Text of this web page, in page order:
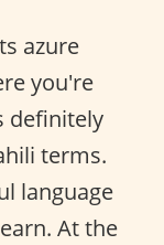
azure
you're
definitely
terms.
language
At the